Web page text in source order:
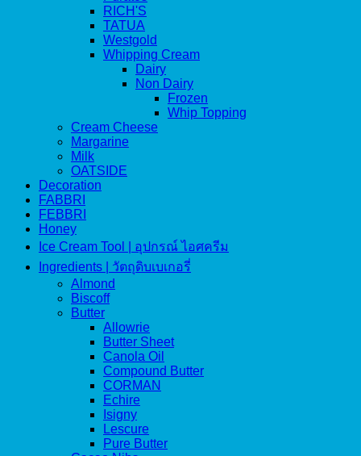
RICH'S
TATUA
Westgold
Whipping Cream
Dairy
Non Dairy
Frozen
Whip Topping
Cream Cheese
Margarine
Milk
OATSIDE
Decoration
FABBRI
FEBBRI
Honey
Ice Cream Tool | อุปกรณ์ ไอศครีม
Ingredients | วัตถุดิบเบเกอรี่
Almond
Biscoff
Butter
Allowrie
Butter Sheet
Canola Oil
Compound Butter
CORMAN
Echire
Isigny
Lescure
Pure Butter